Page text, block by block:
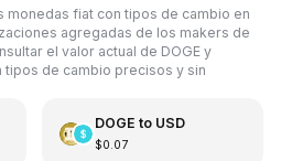
monedas fiat con tipos de cambio en
agregadas de los makers de
el valor actual de DOGE y
de cambio precisos y sin
DOGE to USD
$0.07